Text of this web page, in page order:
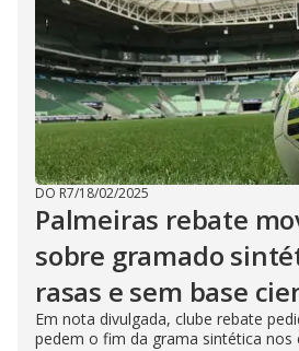
DO R7/18/02/2025
Palmeiras rebate
sobre gramado
rasas e sem base
Em nota divulgada, clube rebate
pedem o fim da grama sintética nos